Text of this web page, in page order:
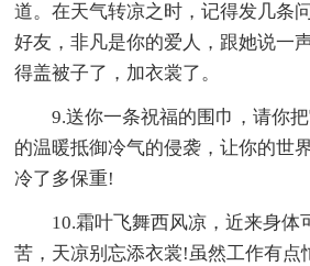
道。在天气转凉之时，记得发几条
好友，非凡是你的爱人，跟她说一
得盖被子了，加衣裳了。
9.送你一条祝福的围巾，请你
的温暖抵御冷气的侵袭，让你的世
冷了多保重!
10.霜叶飞舞西风凉，近来身体
苦，天凉别忘添衣裳!虽然工作有点